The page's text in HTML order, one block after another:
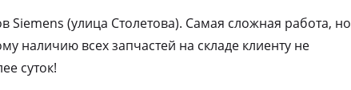
Siemens (улица Столетова). Самая сложная работа, но
наличию всех запчастей на складе клиенту не
суток!